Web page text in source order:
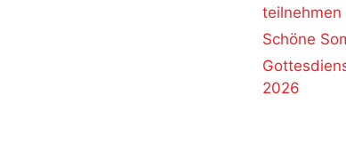
teilnehmen
Schöne
2026